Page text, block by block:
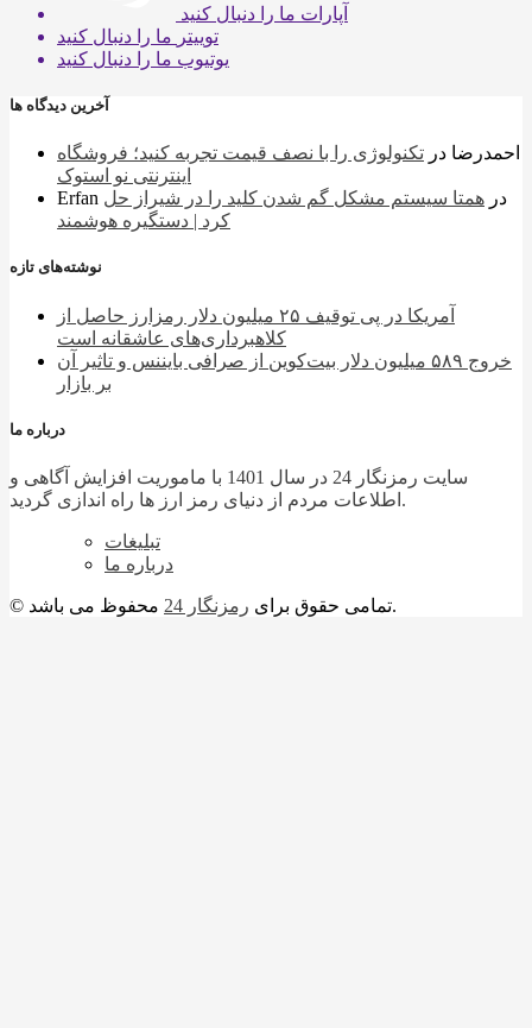
آپارات ما را دنبال کنید
توییتر ما را دنبال کنید
یوتیوب ما را دنبال کنید
آخرین دیدگاه ها
احمدرضا در تکنولوژی را با نصف قیمت تجربه کنید؛ فروشگاه
اینترنتی نو استوک
Erfan
در همتا سیستم مشکل گم شدن کلید را در شیراز حل
کرد | دستگیره هوشمند
نوشته‌های تازه
آمریکا در پی توقیف ۲۵ میلیون دلار رمزارز حاصل از
کلاهبرداری‌های عاشقانه است
خروج ۵۸۹ میلیون دلار بیت‌کوین از صرافی بایننس و تاثیر آن
بر بازار
درباره ما
سایت رمزنگار 24 در سال 1401 با ماموریت افزایش آگاهی و
اطلاعات مردم از دنیای رمز ارز ها راه اندازی گردید.
تبلیغات
درباره ما
© تمامی حقوق برای رمزنگار 24 محفوظ می باشد.